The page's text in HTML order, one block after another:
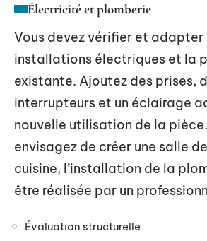
Électricité et plomberie
Vous devez vérifier et adapter
installations électriques et la
existante. Ajoutez des prises,
interrupteurs et un éclairage
nouvelle utilisation de la
envisagez de créer une salle
cuisine, l’installation de la
être réalisée par un
Évaluation structurelle